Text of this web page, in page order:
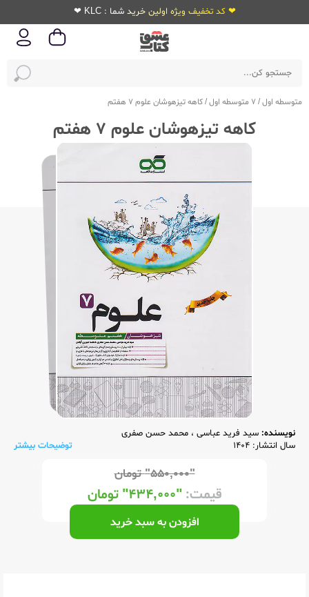
❤ کد تخفیف ویژه اولین خرید شما : KLC ❤
متوسطه اول/ 7 متوسطه اول /کاهه تیزهوشان علوم 7 هفتم
کاهه تیزهوشان علوم 7 هفتم
نویسنده: سید فرید عباسی ، محمد حسن صفری
سال انتشار: 1404
توضیحات بیشتر
"۵۵۰,۰۰۰" تومان
قیمت:"۴۳۴,۰۰۰" تومان
افزودن به سبد خرید